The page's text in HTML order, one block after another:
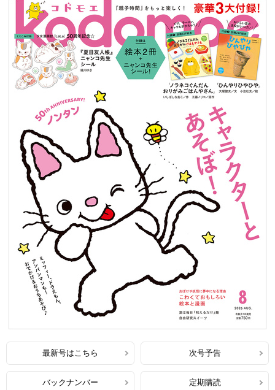
最新号はこちら 次号予告
バックナンバー 定期購読